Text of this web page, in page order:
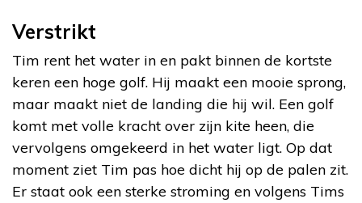
Verstrikt
Tim rent het water in en pakt binnen de kortste
keren een hoge golf. Hij maakt een mooie sprong,
maar maakt niet de landing die hij wil. Een golf
komt met volle kracht over zijn kite heen, die
vervolgens omgekeerd in het water ligt. Op dat
moment ziet Tim pas hoe dicht hij op de palen zit.
Er staat ook een sterke stroming en volgens Tims